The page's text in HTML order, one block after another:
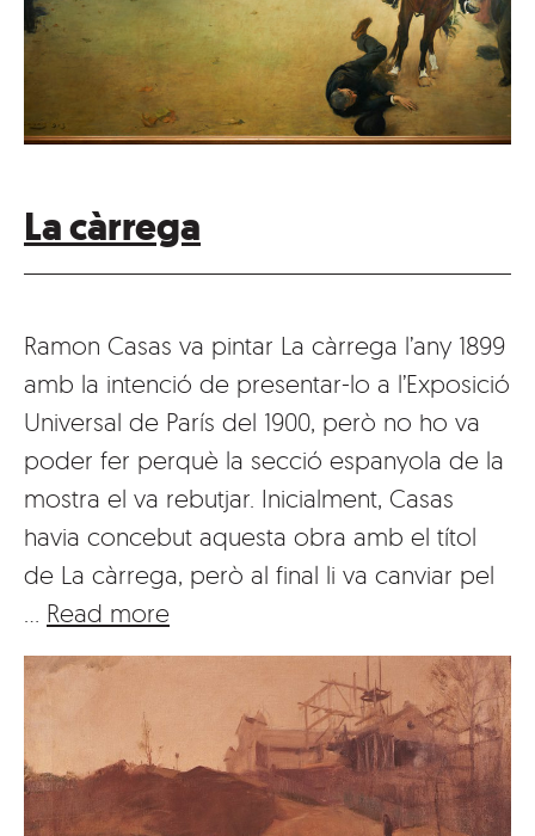
La càrrega
Ramon Casas va pintar La càrrega l’any 1899
amb la intenció de presentar-lo a l’Exposició
Universal de París del 1900, però no ho va
poder fer perquè la secció espanyola de la
mostra el va rebutjar. Inicialment, Casas
havia concebut aquesta obra amb el títol
de La càrrega, però al final li va canviar pel
… Read more